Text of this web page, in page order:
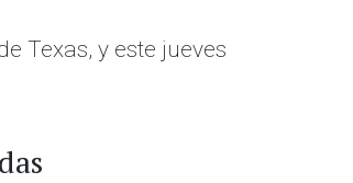
Texas, y este jueves